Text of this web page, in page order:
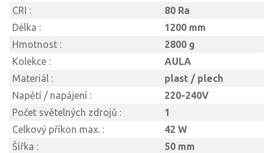
CRI :
80 Ra
Délka :
1200 mm
Hmotnost :
2800 g
Kolekce :
AULA
Materiál :
plast / plech
Napětí / napájení :
220-240V
Počet světelných zdrojů :
1
Celkový příkon max. :
42 W
Šířka :
50 mm